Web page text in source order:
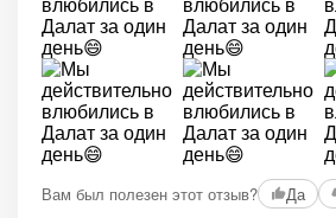
Вам был полезен этот отзыв? Да